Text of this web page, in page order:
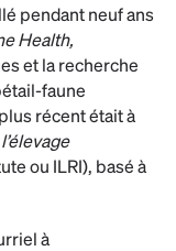
pendant neuf ans
Health,
et la recherche
faune
récent était à
ou ILRI), basé à
à